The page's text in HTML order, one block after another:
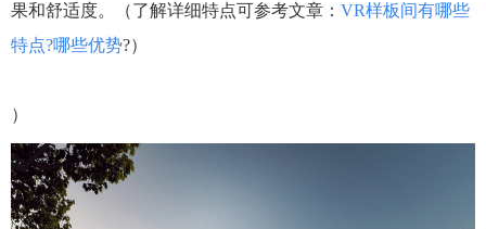
果和舒适度。（了解详细特点可参考文章： VR样板间有哪些
特点?哪些优势?）
）